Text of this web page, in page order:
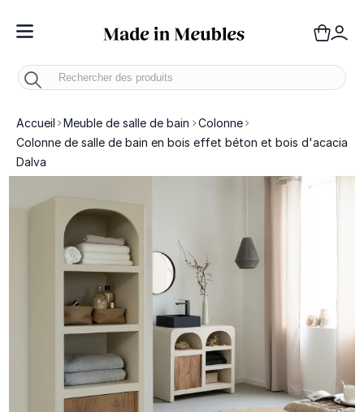
Toggle Nav
Accueil Meuble de salle de bain
Colonne
Colonne de salle de bain en bois effet béton et bois d'acacia
Dalva